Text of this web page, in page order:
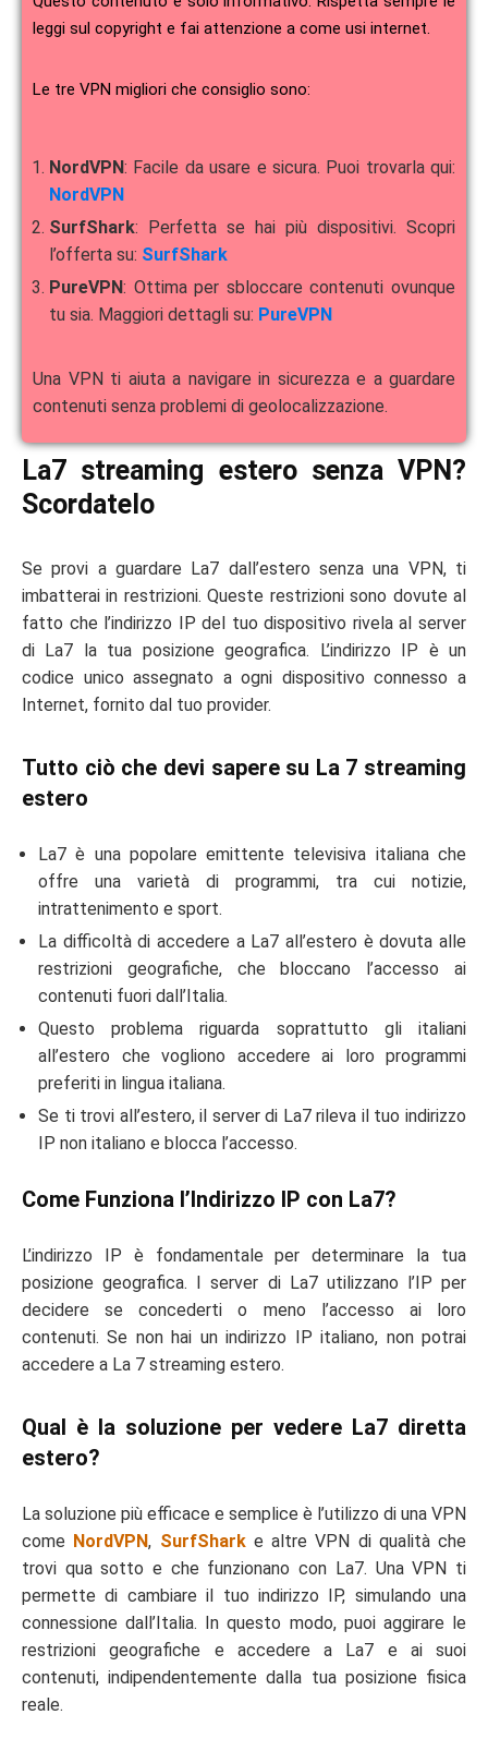
leggi sul copyright e fai attenzione a come usi internet.
Le tre VPN migliori che consiglio sono:
NordVPN: Facile da usare e sicura. Puoi trovarla qui:
NordVPN
SurfShark: Perfetta se hai più dispositivi. Scopri
l’offerta su: SurfShark
PureVPN: Ottima per sbloccare contenuti ovunque
tu sia. Maggiori dettagli su: PureVPN
Una VPN ti aiuta a navigare in sicurezza e a guardare
contenuti senza problemi di geolocalizzazione.
La7 streaming estero senza VPN?
Scordatelo
Se provi a guardare La7 dall’estero senza una VPN, ti
imbatterai in restrizioni. Queste restrizioni sono dovute al
fatto che l’indirizzo IP del tuo dispositivo rivela al server
di La7 la tua posizione geografica. L’indirizzo IP è un
codice unico assegnato a ogni dispositivo connesso a
Internet, fornito dal tuo provider.
Tutto ciò che devi sapere su La 7 streaming
estero
La7 è una popolare emittente televisiva italiana che
offre una varietà di programmi, tra cui notizie,
intrattenimento e sport.
La difficoltà di accedere a La7 all’estero è dovuta alle
restrizioni geografiche, che bloccano l’accesso ai
contenuti fuori dall’Italia.
Questo problema riguarda soprattutto gli italiani
all’estero che vogliono accedere ai loro programmi
preferiti in lingua italiana.
Se ti trovi all’estero, il server di La7 rileva il tuo indirizzo
IP non italiano e blocca l’accesso.
Come Funziona l’Indirizzo IP con La7?
L’indirizzo IP è fondamentale per determinare la tua
posizione geografica. I server di La7 utilizzano l’IP per
decidere se concederti o meno l’accesso ai loro
contenuti. Se non hai un indirizzo IP italiano, non potrai
accedere a La 7 streaming estero.
Qual è la soluzione per vedere La7 diretta
estero?
La soluzione più efficace e semplice è l’utilizzo di una VPN
come NordVPN, SurfShark e altre VPN di qualità che
trovi qua sotto e che funzionano con La7. Una VPN ti
permette di cambiare il tuo indirizzo IP, simulando una
connessione dall’Italia. In questo modo, puoi aggirare le
restrizioni geografiche e accedere a La7 e ai suoi
contenuti, indipendentemente dalla tua posizione fisica
reale.